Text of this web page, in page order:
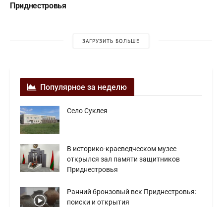
Приднестровья
ЗАГРУЗИТЬ БОЛЬШЕ
Популярное за неделю
Село Суклея
В историко-краеведческом музее
открылся зал памяти защитников
Приднестровья
Ранний бронзовый век Приднестровья:
поиски и открытия